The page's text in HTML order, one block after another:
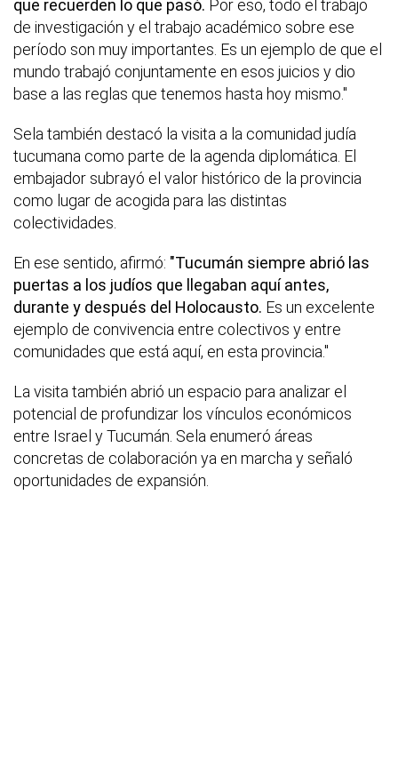
que recuerden lo que pasó. Por eso, todo el trabajo
de investigación y el trabajo académico sobre ese
período son muy importantes. Es un ejemplo de que el
mundo trabajó conjuntamente en esos juicios y dio
base a las reglas que tenemos hasta hoy mismo."
Sela también destacó la visita a la comunidad judía
tucumana como parte de la agenda diplomática. El
embajador subrayó el valor histórico de la provincia
como lugar de acogida para las distintas
colectividades.
En ese sentido, afirmó: "Tucumán siempre abrió las
puertas a los judíos que llegaban aquí antes,
durante y después del Holocausto. Es un excelente
ejemplo de convivencia entre colectivos y entre
comunidades que está aquí, en esta provincia."
La visita también abrió un espacio para analizar el
potencial de profundizar los vínculos económicos
entre Israel y Tucumán. Sela enumeró áreas
concretas de colaboración ya en marcha y señaló
oportunidades de expansión.